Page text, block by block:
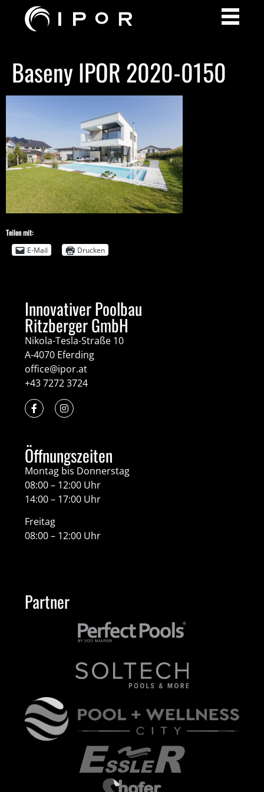
Baseny IPOR 2020-0150
Teilen mit:
E-Mail
Drucken
Innovativer Poolbau
Ritzberger GmbH
Nikola-Tesla-Straße 10
A-4070 Eferding
office@ipor.at
+43 7272 3724
Öffnungszeiten
Montag bis Donnerstag
08:00 – 12:00 Uhr
14:00 – 17:00 Uhr
Freitag
08:00 – 12:00 Uhr
Partner